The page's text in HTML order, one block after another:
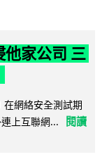
家公司 三
網絡安全測試期
上互聯網...
閱讀